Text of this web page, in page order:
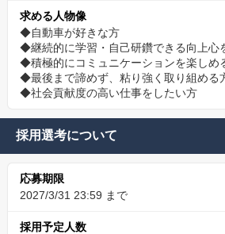
求める人物像
◆自動車が好きな方
◆継続的に学習・自己研鑽できる向上心
◆積極的にコミュニケーションを楽しめ
◆最後まで諦めず、粘り強く取り組める
◆社会貢献度の高い仕事をしたい方
採用選考について
応募期限
2027/3/31 23:59 まで
採用予定人数